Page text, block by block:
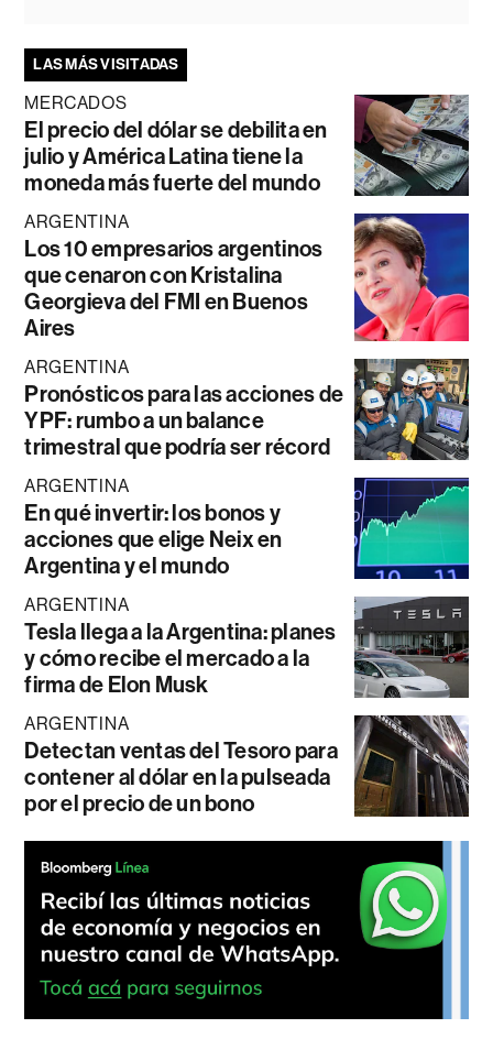
LAS MÁS VISITADAS
MERCADOS
El precio del dólar se debilita en
julio y América Latina tiene la
moneda más fuerte del mundo
ARGENTINA
Los 10 empresarios argentinos
que cenaron con Kristalina
Georgieva del FMI en Buenos
Aires
ARGENTINA
Pronósticos para las acciones de
YPF: rumbo a un balance
trimestral que podría ser récord
ARGENTINA
En qué invertir: los bonos y
acciones que elige Neix en
Argentina y el mundo
ARGENTINA
Tesla llega a la Argentina: planes
y cómo recibe el mercado a la
firma de Elon Musk
ARGENTINA
Detectan ventas del Tesoro para
contener al dólar en la pulseada
por el precio de un bono